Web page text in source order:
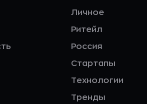
Личное
Ритейл
Россия
Стартапы
Технологии
Тренды